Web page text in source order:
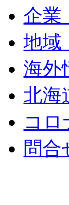
企業
地域
海外
北海
コロ
問合